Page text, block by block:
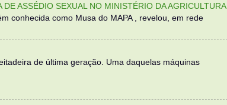
ASSÉDIO SEXUAL NO MINISTÉRIO DA AGRICULTURA
conhecida como Musa do MAPA , revelou, em rede
de última geração. Uma daquelas máquinas